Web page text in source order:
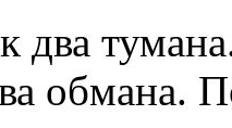
два
обмана.